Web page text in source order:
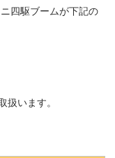
四駆ブームが下記の
います。